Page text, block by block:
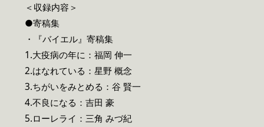
＜収録内容＞
●寄稿集
・『バイエル』寄稿集
1.大疫病の年に：福岡 伸一
2.はなれている：星野 概念
3.ちがいをみとめる：谷 賢一
4.不良になる：吉田 豪
5.ローレライ：三角 みづ紀